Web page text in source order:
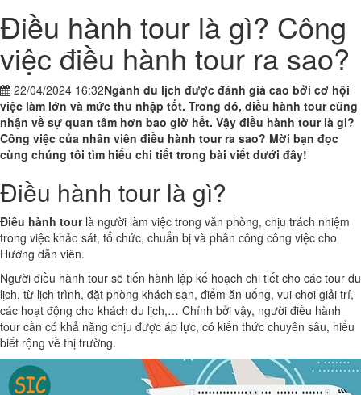
Điều hành tour là gì? Công
việc điều hành tour ra sao?
22/04/2024 16:32Ngành du lịch được đánh giá cao bởi cơ hội
việc làm lớn và mức thu nhập tốt. Trong đó, điều hành tour cũng
nhận về sự quan tâm hơn bao giờ hết. Vậy điều hành tour là gi?
Công việc của nhân viên điều hành tour ra sao? Mời bạn đọc
cùng chúng tôi tìm hiểu chi tiết trong bài viết dưới đây!
Điều hành tour là gì?
Điều hành tourlà người làm việc trong văn phòng, chịu trách nhiệm
trong việc khảo sát, tổ chức, chuẩn bị và phân công công việc cho
Hướng dẫn viên.
Người điều hành tour sẽ tiến hành lập kế hoạch chi tiết cho các tour du
lịch, từ lịch trình, đặt phòng khách sạn, điểm ăn uống, vui chơi giải trí,
các hoạt động cho khách du lịch,… Chính bởi vậy, người điều hành
tour cần có khả năng chịu được áp lực, có kiến thức chuyên sâu, hiểu
biết rộng về thị trường.